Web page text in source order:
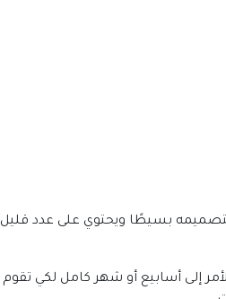
بتصميمه بسيطًا ويحتوي على عدد قليل
إلى أسابيع أو شهر كامل لكي تقوم